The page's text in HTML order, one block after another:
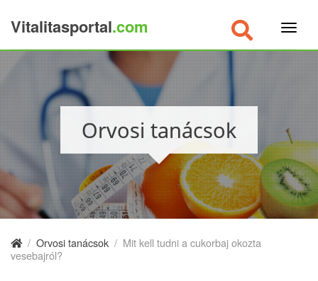
Vitalitasportal.com
Orvosi tanácsok
/ Orvosi tanácsok / Mit kell tudni a cukorbaj okozta
vesebajról?
×